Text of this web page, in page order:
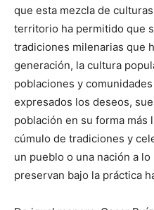
que esta mezcla de
territorio ha permitido que
tradiciones milenarias que
generación, la cultura
poblaciones y
expresados los deseos,
población en su forma más
cúmulo de tradiciones y
un pueblo o una nación a
preservan bajo la práctica